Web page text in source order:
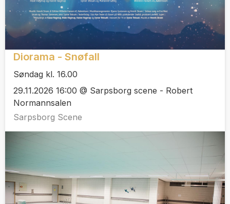
Diorama - Snøfall
Søndag kl. 16.00
29.11.2026 16:00 @ Sarpsborg scene - Robert
Normannsalen
Sarpsborg Scene